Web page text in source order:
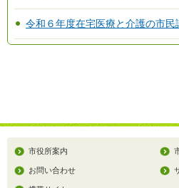
令和６年度在宅医療と介護の市民
市役所案内
お問い合わせ